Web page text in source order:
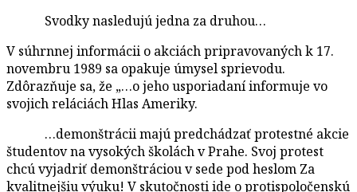
Svodky nasledujú jedna za druhou…
V súhrnnej informácii o akciách pripravovaných k 17.
novembru 1989 sa opakuje úmysel sprievodu.
Zdôrazňuje sa, že „…o jeho usporiadaní informuje vo
svojich reláciách Hlas Ameriky.
…demonštrácii majú predchádzať protestné akcie
študentov na vysokých školách v Prahe. Svoj protest
chcú vyjadriť demonštráciou v sede pod heslom Za
kvalitnejšiu výuku! V skutočnosti ide o protispoločenskú